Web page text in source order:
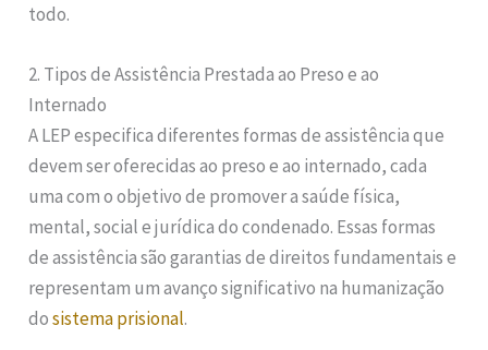
todo.
2. Tipos de Assistência Prestada ao Preso e ao
Internado
A LEP especifica diferentes formas de assistência que
devem ser oferecidas ao preso e ao internado, cada
uma com o objetivo de promover a saúde física,
mental, social e jurídica do condenado. Essas formas
de assistência são garantias de direitos fundamentais e
representam um avanço significativo na humanização
dosistema prisional.